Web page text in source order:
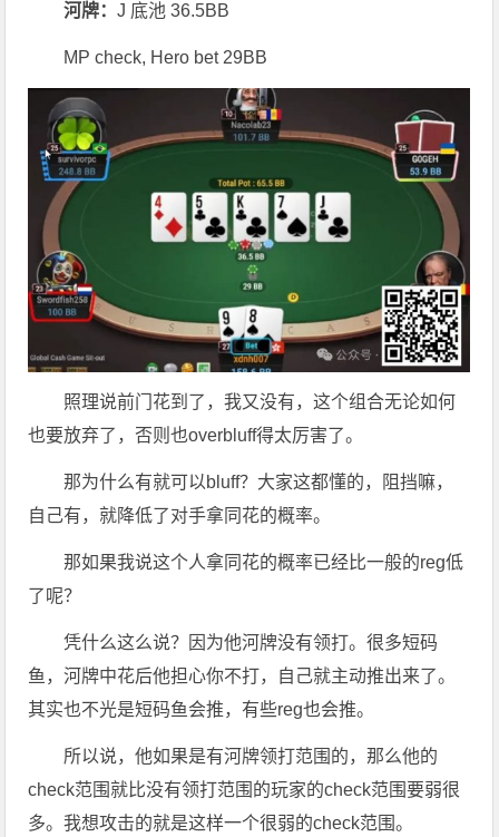
河牌：J 底池 36.5BB
MP check, Hero bet 29BB
照理说前门花到了，我又没有，这个组合无论如何
也要放弃了，否则也overbluff得太厉害了。
那为什么有就可以bluff？大家这都懂的，阻挡嘛，
自己有，就降低了对手拿同花的概率。
那如果我说这个人拿同花的概率已经比一般的reg低
了呢？
凭什么这么说？因为他河牌没有领打。很多短码
鱼，河牌中花后他担心你不打，自己就主动推出来了。
其实也不光是短码鱼会推，有些reg也会推。
所以说，他如果是有河牌领打范围的，那么他的
check范围就比没有领打范围的玩家的check范围要弱很
多。我想攻击的就是这样一个很弱的check范围。